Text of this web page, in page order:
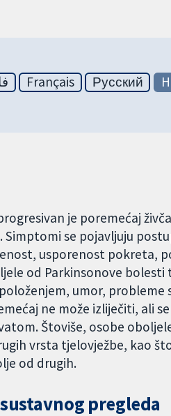
Français Русский
je poremećaj
Simptomi se pojavljuju
usporenost pokreta,
od Parkinsonove
umor, probleme
ne može izliječiti, ali
Štoviše, osobe
vrsta tjelovježbe, kao
od drugih.
pregleda